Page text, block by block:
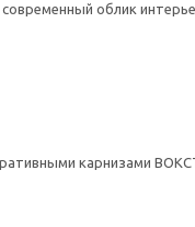
облик
карнизами